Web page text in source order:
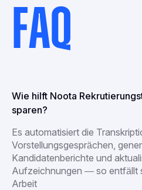
FAQ
Wie hilft Noota
sparen?
Es automatisiert die
Vorstellungsgesprächen,
Kandidatenberichte und
Aufzeichnungen — so entfällt
Arbeit